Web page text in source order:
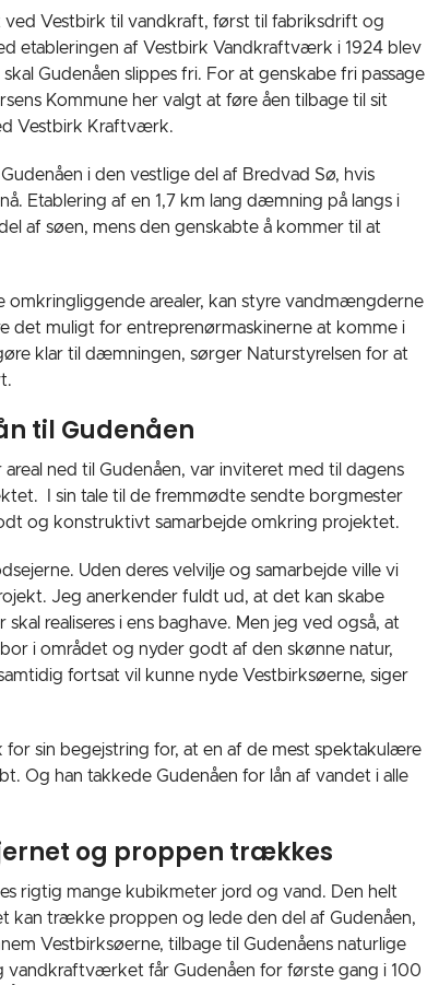
ved Vestbirk til vandkraft, først til fabriksdrift og
etableringen af Vestbirk Vandkraftværk i 1924 blev
Gudenåen slippes fri. For at genskabe fri passage
Kommune her valgt at føre åen tilbage til sit
Vestbirk Kraftværk.
i den vestlige del af Bredvad Sø, hvis
Etablering af en 1,7 km lang dæmning på langs i
af søen, mens den genskabte å kommer til at
omkringliggende arealer, kan styre vandmængderne
det muligt for entreprenørmaskinerne at komme i
klar til dæmningen, sørger Naturstyrelsen for at
til Gudenåen
ned til Gudenåen, var inviteret med til dagens
I sin tale til de fremmødte sendte borgmester
og konstruktivt samarbejde omkring projektet.
Uden deres velvilje og samarbejde ville vi
Jeg anerkender fuldt ud, at det kan skabe
realiseres i ens baghave. Men jeg ved også, at
i området og nyder godt af den skønne natur,
fortsat vil kunne nyde Vestbirksøerne, siger
sin begejstring for, at en af de mest spektakulære
Og han takkede Gudenåen for lån af vandet i alle
og proppen trækkes
rigtig mange kubikmeter jord og vand. Den helt
kan trække proppen og lede den del af Gudenåen,
Vestbirksøerne, tilbage til Gudenåens naturlige
får Gudenåen for første gang i 100